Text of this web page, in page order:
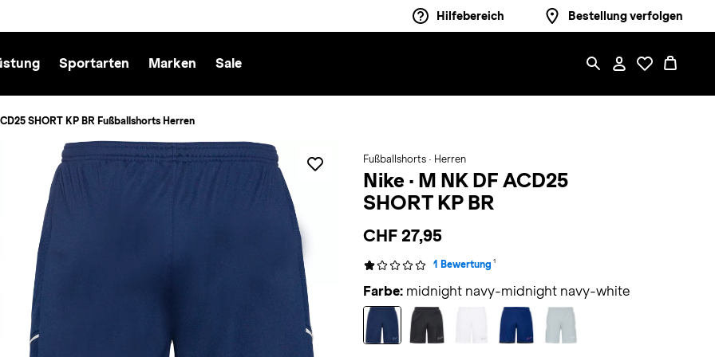
Hilfebereich Bestellung verfolgen
Sportarten Marken Sale
SHORT KP BR Fußballshorts Herren
Fußballshorts · Herren
Nike · M NK DF ACD25
SHORT KP BR
CHF 27,95
1 Bewertung 1
Farbe: midnight navy-midnight navy-white